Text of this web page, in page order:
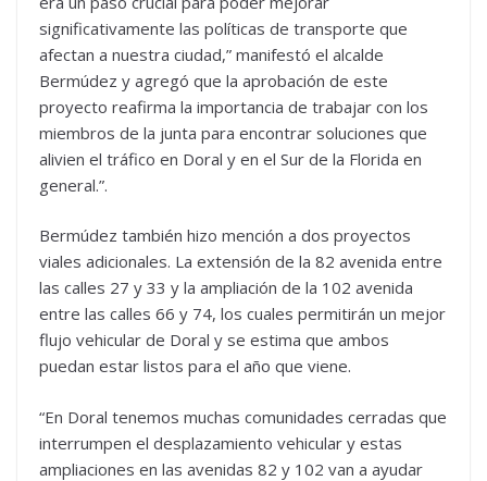
significativamente las políticas de transporte que
afectan a nuestra ciudad,” manifestó el alcalde
Bermúdez y agregó que la aprobación de este
proyecto reafirma la importancia de trabajar con los
miembros de la junta para encontrar soluciones que
alivien el tráfico en Doral y en el Sur de la Florida en
general.”.
Bermúdez también hizo mención a dos proyectos
viales adicionales. La extensión de la 82 avenida entre
las calles 27 y 33 y la ampliación de la 102 avenida
entre las calles 66 y 74, los cuales permitirán un mejor
flujo vehicular de Doral y se estima que ambos
puedan estar listos para el año que viene.
“En Doral tenemos muchas comunidades cerradas que
interrumpen el desplazamiento vehicular y estas
ampliaciones en las avenidas 82 y 102 van a ayudar